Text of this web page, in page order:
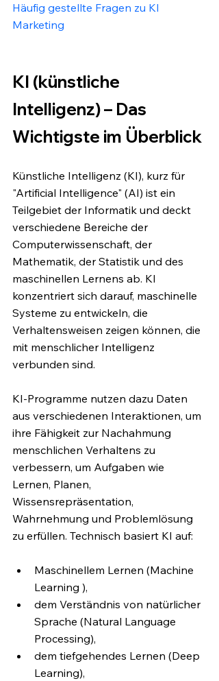
Häufig gestellte Fragen zu KI
Marketing
KI (künstliche
Intelligenz) – Das
Wichtigste im Überblick
Künstliche Intelligenz (KI), kurz für
"Artificial Intelligence" (AI) ist ein
Teilgebiet der Informatik und deckt
verschiedene Bereiche der
Computerwissenschaft, der
Mathematik, der Statistik und des
maschinellen Lernens ab. KI
konzentriert sich darauf, maschinelle
Systeme zu entwickeln, die
Verhaltensweisen zeigen können, die
mit menschlicher Intelligenz
verbunden sind.
KI-Programme nutzen dazu Daten
aus verschiedenen Interaktionen, um
ihre Fähigkeit zur Nachahmung
menschlichen Verhaltens zu
verbessern, um Aufgaben wie
Lernen, Planen,
Wissensrepräsentation,
Wahrnehmung und Problemlösung
zu erfüllen. Technisch basiert KI auf:
Maschinellem Lernen (Machine
Learning ),
dem Verständnis von natürlicher
Sprache (Natural Language
Processing),
dem tiefgehendes Lernen (Deep
Learning),